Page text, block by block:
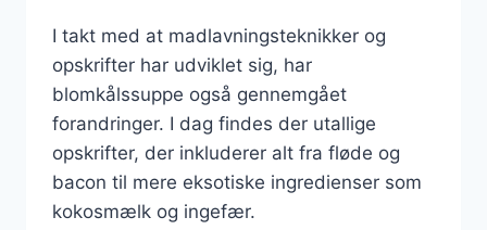
I takt med at madlavningsteknikker og
opskrifter har udviklet sig, har
blomkålssuppe også gennemgået
forandringer. I dag findes der utallige
opskrifter, der inkluderer alt fra fløde og
bacon til mere eksotiske ingredienser som
kokosmælk og ingefær.